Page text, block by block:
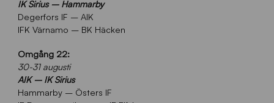
IK Sirius – Hammarby
Degerfors IF – AIK
IFK Värnamo – BK Häcken
Omgång 22:
30-31 augusti
AIK – IK Sirius
Hammarby – Östers IF